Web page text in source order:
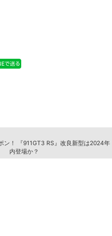
ン！ 『911GT3 RS』改良新型は2024年
内登場か？